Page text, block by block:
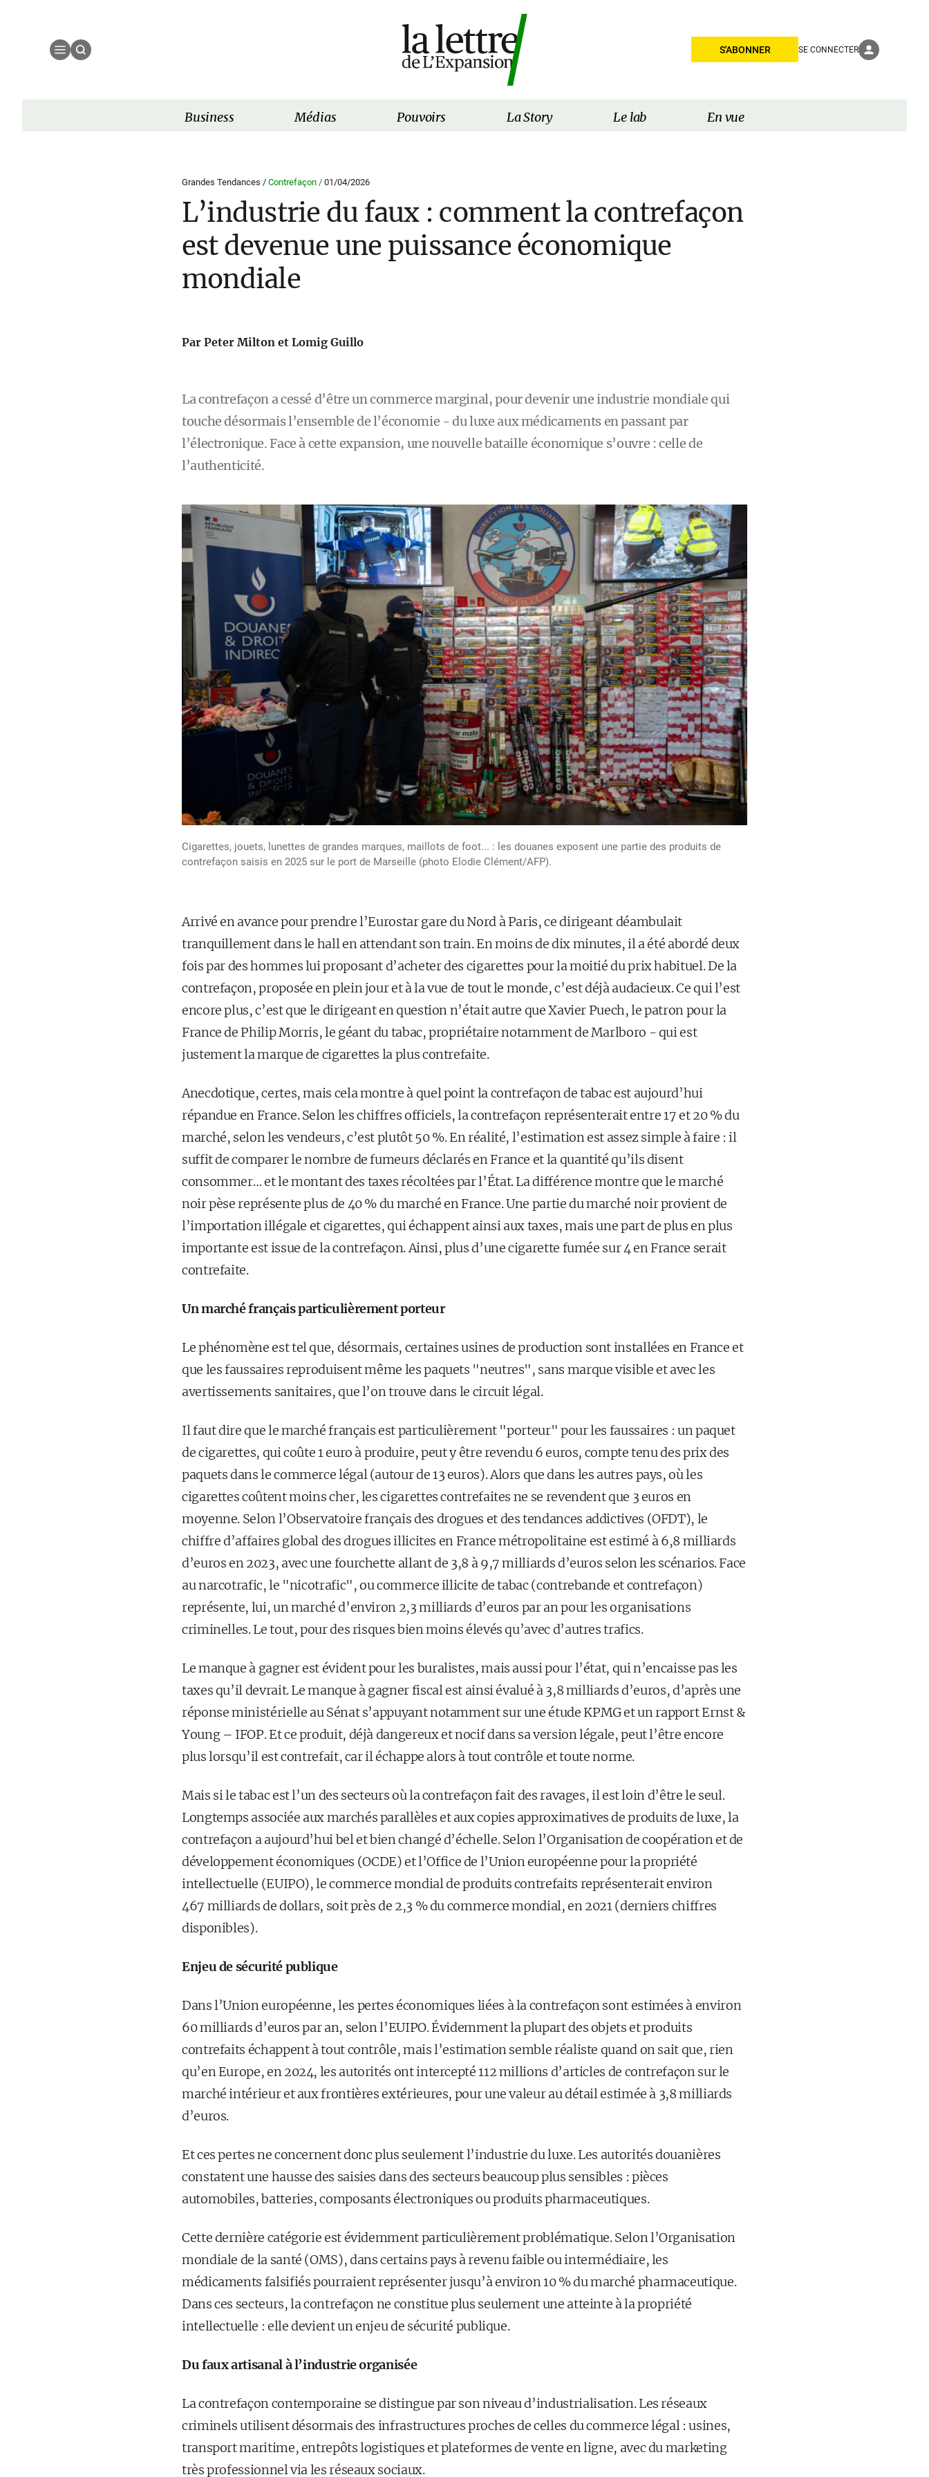
S'ABONNER SE CONNECTER
Business Médias Pouvoirs La Story Le lab En vue
Grandes Tendances / Contrefaçon / 01/04/2026
L’industrie du faux : comment la contrefaçon
est devenue une puissance économique
mondiale
Par Peter Milton et Lomig Guillo
La contrefaçon a cessé d’être un commerce marginal, pour devenir une industrie mondiale qui
touche désormais l’ensemble de l’économie - du luxe aux médicaments en passant par
l’électronique. Face à cette expansion, une nouvelle bataille économique s’ouvre : celle de
l’authenticité.
Cigarettes, jouets, lunettes de grandes marques, maillots de foot... : les douanes exposent une partie des produits de
contrefaçon saisis en 2025 sur le port de Marseille (photo Elodie Clément/AFP).
Arrivé en avance pour prendre l’Eurostar gare du Nord à Paris, ce dirigeant déambulait
tranquillement dans le hall en attendant son train. En moins de dix minutes, il a été abordé deux
fois par des hommes lui proposant d’acheter des cigarettes pour la moitié du prix habituel. De la
contrefaçon, proposée en plein jour et à la vue de tout le monde, c’est déjà audacieux. Ce qui l’est
encore plus, c’est que le dirigeant en question n’était autre que Xavier Puech, le patron pour la
France de Philip Morris, le géant du tabac, propriétaire notamment de Marlboro - qui est
justement la marque de cigarettes la plus contrefaite.
Anecdotique, certes, mais cela montre à quel point la contrefaçon de tabac est aujourd’hui
répandue en France. Selon les chiffres officiels, la contrefaçon représenterait entre 17 et 20 % du
marché, selon les vendeurs, c’est plutôt 50 %. En réalité, l’estimation est assez simple à faire : il
suffit de comparer le nombre de fumeurs déclarés en France et la quantité qu’ils disent
consommer… et le montant des taxes récoltées par l’État. La différence montre que le marché
noir pèse représente plus de 40 % du marché en France. Une partie du marché noir provient de
l’importation illégale et cigarettes, qui échappent ainsi aux taxes, mais une part de plus en plus
importante est issue de la contrefaçon. Ainsi, plus d’une cigarette fumée sur 4 en France serait
contrefaite.
Un marché français particulièrement porteur
Le phénomène est tel que, désormais, certaines usines de production sont installées en France et
que les faussaires reproduisent même les paquets "neutres", sans marque visible et avec les
avertissements sanitaires, que l’on trouve dans le circuit légal.
Il faut dire que le marché français est particulièrement "porteur" pour les faussaires : un paquet
de cigarettes, qui coûte 1 euro à produire, peut y être revendu 6 euros, compte tenu des prix des
paquets dans le commerce légal (autour de 13 euros). Alors que dans les autres pays, où les
cigarettes coûtent moins cher, les cigarettes contrefaites ne se revendent que 3 euros en
moyenne. Selon l’Observatoire français des drogues et des tendances addictives (OFDT), le
chiffre d’affaires global des drogues illicites en France métropolitaine est estimé à 6,8 milliards
d’euros en 2023, avec une fourchette allant de 3,8 à 9,7 milliards d’euros selon les scénarios. Face
au narcotrafic, le "nicotrafic", ou commerce illicite de tabac (contrebande et contrefaçon)
représente, lui, un marché d’environ 2,3 milliards d’euros par an pour les organisations
criminelles. Le tout, pour des risques bien moins élevés qu’avec d’autres trafics.
Le manque à gagner est évident pour les buralistes, mais aussi pour l’état, qui n’encaisse pas les
taxes qu’il devrait. Le manque à gagner fiscal est ainsi évalué à 3,8 milliards d’euros, d’après une
réponse ministérielle au Sénat s’appuyant notamment sur une étude KPMG et un rapport Ernst &
Young – IFOP. Et ce produit, déjà dangereux et nocif dans sa version légale, peut l’être encore
plus lorsqu’il est contrefait, car il échappe alors à tout contrôle et toute norme.
Mais si le tabac est l’un des secteurs où la contrefaçon fait des ravages, il est loin d’être le seul.
Longtemps associée aux marchés parallèles et aux copies approximatives de produits de luxe, la
contrefaçon a aujourd’hui bel et bien changé d’échelle. Selon l’Organisation de coopération et de
développement économiques (OCDE) et l’Office de l’Union européenne pour la propriété
intellectuelle (EUIPO), le commerce mondial de produits contrefaits représenterait environ
467 milliards de dollars, soit près de 2,3 % du commerce mondial, en 2021 (derniers chiffres
disponibles).
Enjeu de sécurité publique
Dans l’Union européenne, les pertes économiques liées à la contrefaçon sont estimées à environ
60 milliards d’euros par an, selon l’EUIPO. Évidemment la plupart des objets et produits
contrefaits échappent à tout contrôle, mais l’estimation semble réaliste quand on sait que, rien
qu’en Europe, en 2024, les autorités ont intercepté 112 millions d’articles de contrefaçon sur le
marché intérieur et aux frontières extérieures, pour une valeur au détail estimée à 3,8 milliards
d’euros.
Et ces pertes ne concernent donc plus seulement l’industrie du luxe. Les autorités douanières
constatent une hausse des saisies dans des secteurs beaucoup plus sensibles : pièces
automobiles, batteries, composants électroniques ou produits pharmaceutiques.
Cette dernière catégorie est évidemment particulièrement problématique. Selon l’Organisation
mondiale de la santé (OMS), dans certains pays à revenu faible ou intermédiaire, les
médicaments falsifiés pourraient représenter jusqu’à environ 10 % du marché pharmaceutique.
Dans ces secteurs, la contrefaçon ne constitue plus seulement une atteinte à la propriété
intellectuelle : elle devient un enjeu de sécurité publique.
Du faux artisanal à l’industrie organisée
La contrefaçon contemporaine se distingue par son niveau d’industrialisation. Les réseaux
criminels utilisent désormais des infrastructures proches de celles du commerce légal : usines,
transport maritime, entrepôts logistiques et plateformes de vente en ligne, avec du marketing
très professionnel via les réseaux sociaux.